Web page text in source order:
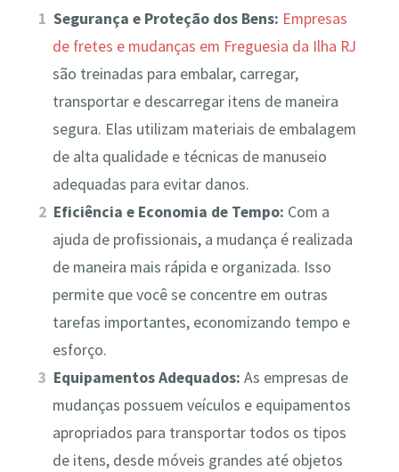
Segurança e Proteção dos Bens: Empresas
de fretes e mudanças em Freguesia da Ilha RJ
são treinadas para embalar, carregar,
transportar e descarregar itens de maneira
segura. Elas utilizam materiais de embalagem
de alta qualidade e técnicas de manuseio
adequadas para evitar danos.
Eficiência e Economia de Tempo: Com a
ajuda de profissionais, a mudança é realizada
de maneira mais rápida e organizada. Isso
permite que você se concentre em outras
tarefas importantes, economizando tempo e
esforço.
Equipamentos Adequados: As empresas de
mudanças possuem veículos e equipamentos
apropriados para transportar todos os tipos
de itens, desde móveis grandes até objetos